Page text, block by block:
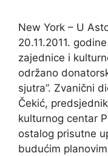
New York – U
20.11.2011.
zajednice i
održano
sjutra”. Zvanični
Čekić,
kulturnog centar
ostalog prisutne
budućim